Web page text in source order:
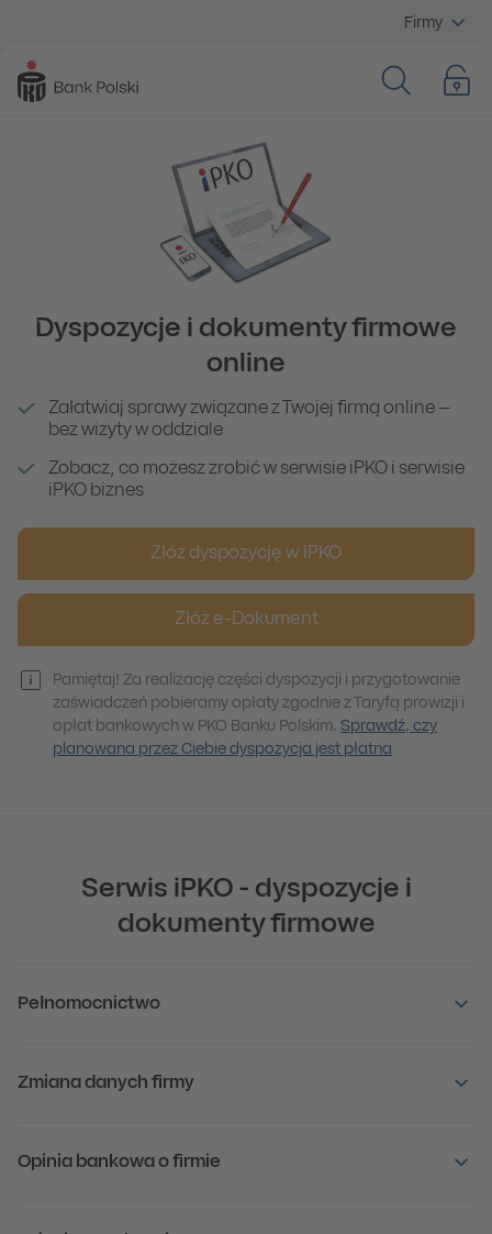
Firmy
Dyspozycje i dokumenty firmowe
online
Załatwiaj sprawy związane z Twojej firmą online –
bez wizyty w oddziale
Zobacz, co możesz zrobić w serwisie iPKO i serwisie
iPKO biznes
Złóż dyspozycję w iPKO
Złóż e-Dokument
Pamiętaj! Za realizację części dyspozycji i przygotowanie
zaświadczeń pobieramy opłaty zgodnie z Taryfą prowizji i
opłat bankowych w PKO Banku Polskim. Sprawdź, czy
planowana przez Ciebie dyspozycja jest płatna
Serwis iPKO - dyspozycje i
dokumenty firmowe
Pełnomocnictwo
Zmiana danych firmy
Opinia bankowa o firmie